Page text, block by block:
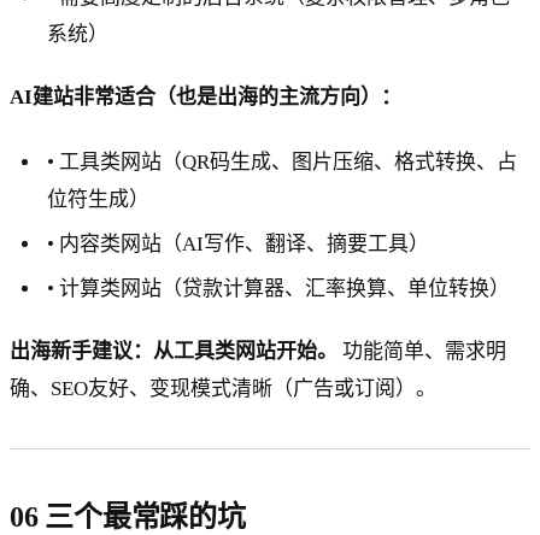
系统）
AI建站非常适合（也是出海的主流方向）：
• 工具类网站（QR码生成、图片压缩、格式转换、占
位符生成）
• 内容类网站（AI写作、翻译、摘要工具）
• 计算类网站（贷款计算器、汇率换算、单位转换）
出海新手建议：从工具类网站开始。
功能简单、需求明
确、SEO友好、变现模式清晰（广告或订阅）。
06 三个最常踩的坑